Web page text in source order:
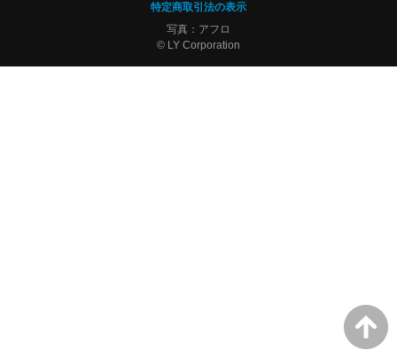
特定商取引法の表示
写真：アフロ
© LY Corporation